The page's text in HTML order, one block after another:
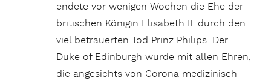
endete vor wenigen Wochen die Ehe der
britischen Königin Elisabeth II. durch den
viel betrauerten Tod Prinz Philips. Der
Duke of Edinburgh wurde mit allen Ehren,
die angesichts von Corona medizinisch